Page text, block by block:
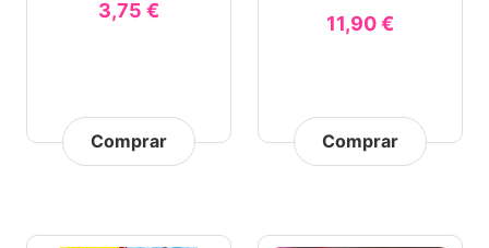
3,75 €
Comprar
11,90 €
Comprar